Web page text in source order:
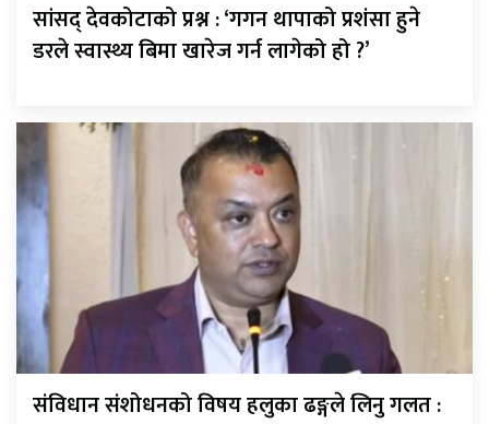
सांसद् देवकोटाको प्रश्न : ‘गगन थापाको प्रशंसा हुने
डरले स्वास्थ्य बिमा खारेज गर्न लागेको हो ?’
संविधान संशोधनको विषय हलुका ढङ्गले लिनु गलत :